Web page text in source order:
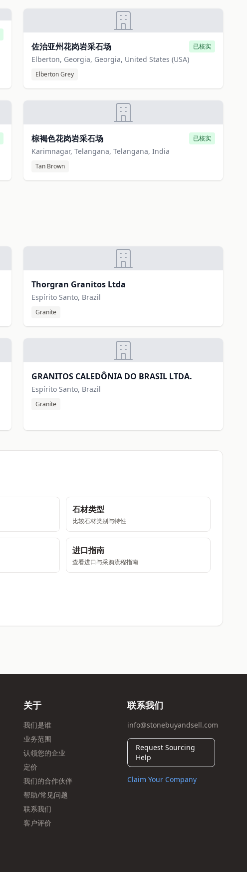
佐治亚州花岗岩采石场 已核实
Elberton, Georgia, Georgia, United States (USA)
Elberton Grey
棕褐色花岗岩采石场 已核实
Karimnagar, Telangana, Telangana, India
Tan Brown
Thorgran Granitos Ltda
Espírito Santo, Brazil
Granite
GRANITOS CALEDÔNIA DO BRASIL LTDA.
Espírito Santo, Brazil
Granite
石材类型
比较石材类别与特性
进口指南
查看进口与采购流程指南
关于
我们是谁
业务范围
认领您的企业
定价
我们的合作伙伴
帮助/常见问题
联系我们
客户评价
联系我们
info@stonebuyandsell.com
Request Sourcing
Help
Claim Your Company